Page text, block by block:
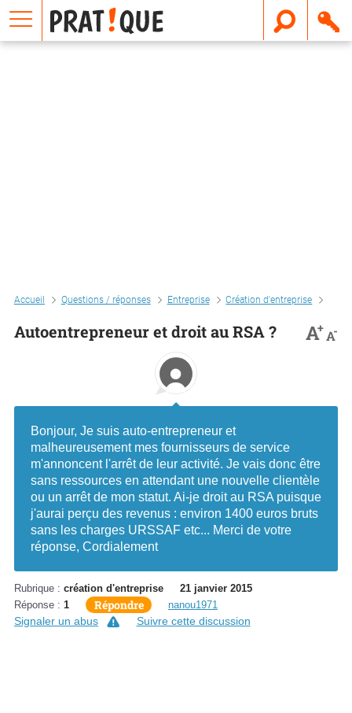
Accueil Questions / réponses Entreprise Création d'entreprise
Autoentrepreneur et droit au RSA ? A+A-
Bonjour, Je suis auto-entrepreneur et
malheureusement mes fournisseurs de service
m'annoncent l'arrêt de leur activité. Je vais donc être
sans ressources en attendant une nouvelle clientèle
ou un arrêt de mon statut. Ai-je droit au RSA puisque
j'aurai perçu des revenus : environ 1400 euros bruts
sans les charges URSSAF etc... Merci de votre
réponse, Cordialement
Rubrique : création d'entreprise
21 janvier 2015
Réponse : 1 Répondre nanou1971
Signaler un abus Suivre cette discussion
E
m
a